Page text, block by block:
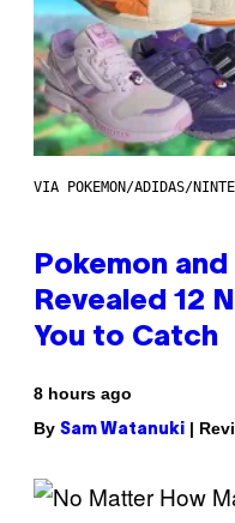
VIA POKEMON/ADIDAS/
Pokemon
Revealed 12
You to Catch
8 hours ago
By Sam Watanuki |